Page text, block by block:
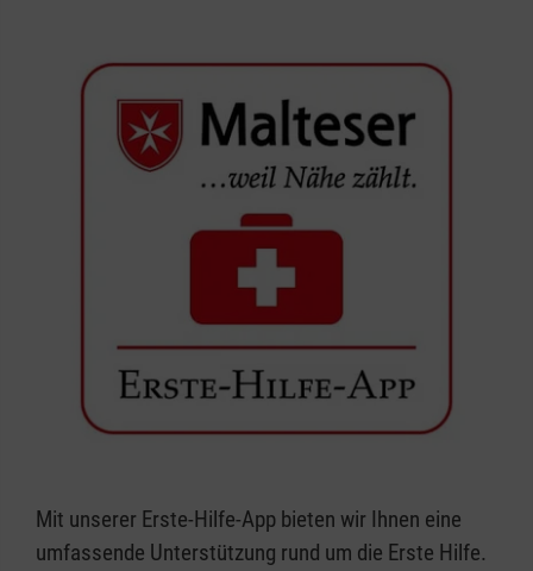
Mit unserer Erste-Hilfe-App bieten wir Ihnen eine
umfassende Unterstützung rund um die Erste Hilfe.